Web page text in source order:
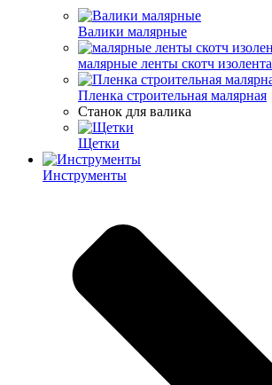
Валики малярные
малярные ленты скотч изолента
Пленка строительная малярная
Станок для валика
Щетки
Инструменты